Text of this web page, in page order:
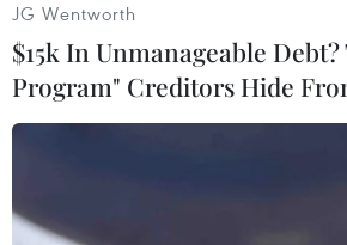
đồng.
JG Wentworth
$15k In Unmanageable
Program" Creditors Hide